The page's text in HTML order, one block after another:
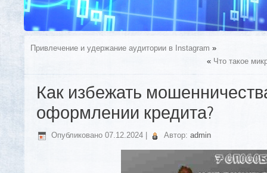
Привлечение и удержание аудитории в Instagram »
« Что такое
Как избежать
оформлении кредита?
Опубликовано 07.12.2024 Автор: admin